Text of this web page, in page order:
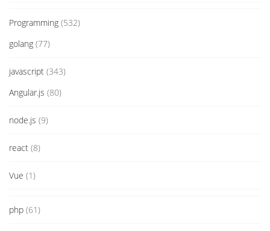
Programming (532)
golang (77)
javascript (343)
Angular.js (80)
node.js (9)
react (8)
Vue (1)
php (61)